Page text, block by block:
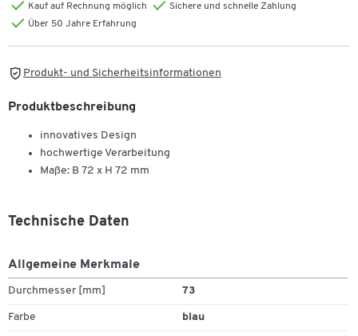
Kauf auf Rechnung möglich
Sichere und schnelle Zahlung
Über 50 Jahre Erfahrung
Produkt- und Sicherheitsinformationen
Produktbeschreibung
innovatives Design
hochwertige Verarbeitung
Maße: B 72 x H 72 mm
Technische Daten
Allgemeine Merkmale
Durchmesser [mm] 73
Farbe blau